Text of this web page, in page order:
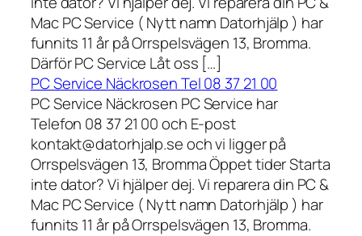
Mac PC Service ( Nytt namn Datorhjälp ) har
funnits 11 år på Orrspelsvägen 13, Bromma.
Därför PC Service Låt oss […]
PC Service Näckrosen Tel 08 37 21 00
PC Service Näckrosen PC Service har
Telefon 08 37 21 00 och E-post
kontakt@datorhjalp.se och vi ligger på
Orrspelsvägen 13, Bromma Öppet tider Starta
inte dator? Vi hjälper dej. Vi reparera din PC &
Mac PC Service ( Nytt namn Datorhjälp ) har
funnits 11 år på Orrspelsvägen 13, Bromma.